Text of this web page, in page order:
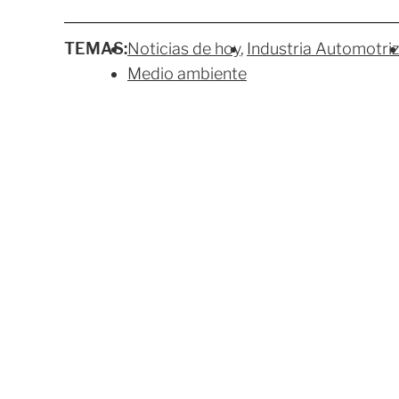
TEMAS:Noticias de hoy Industria Automotriz
Medio ambiente